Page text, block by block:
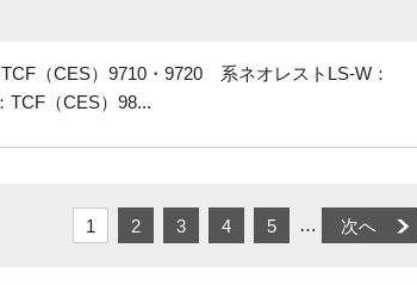
（CES）9710・9720 系ネオレストLS-W：
（CES）98...
1 2 3 4 5 … 次へ